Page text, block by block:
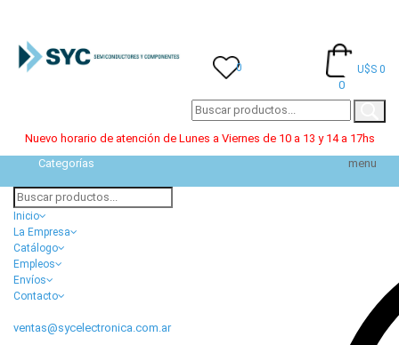
0
0
U$S 0
Nuevo horario de atención de Lunes a Viernes de 10 a 13 y 14 a 17hs
Categorías
menu
Inicio
La Empresa
Catálogo
Empleos
Envíos
Contacto
ventas@sycelectronica.com.ar